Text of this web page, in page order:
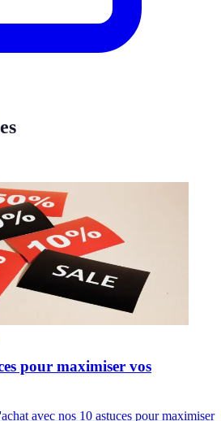
pour maximiser vos
avec nos 10 astuces pour maximiser